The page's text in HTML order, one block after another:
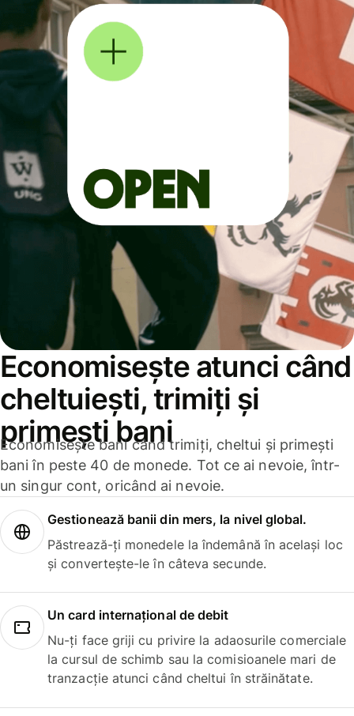
Economisește atunci când
cheltuiești, trimiți și
primești bani
Economisește bani când trimiți, cheltui și primești
bani în peste 40 de monede. Tot ce ai nevoie, într-
un singur cont, oricând ai nevoie.
Gestionează banii din mers, la nivel global.
Păstrează-ți monedele la îndemână în același loc
și convertește-le în câteva secunde.
Un card internațional de debit
Nu-ți face griji cu privire la adaosurile comerciale
la cursul de schimb sau la comisioanele mari de
tranzacție atunci când cheltui în străinătate.